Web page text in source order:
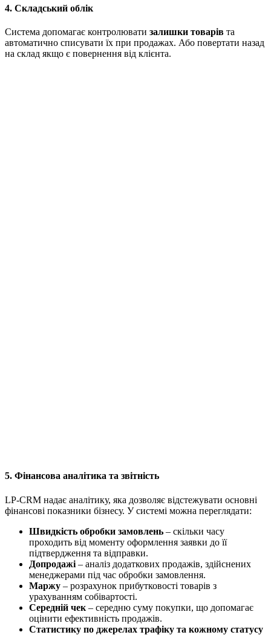
4. Складський облік
Система допомагає контролювати залишки товарів та
автоматично списувати їх при продажах. Або повертати назад
на склад якщо є повернення від клієнта.
5. Фінансова аналітика та звітність
LP-CRM надає аналітику, яка дозволяє відстежувати основні
фінансові показники бізнесу. У системі можна переглядати:
Швидкість обробки замовлень – скільки часу
проходить від моменту оформлення заявки до її
підтвердження та відправки.
Допродажі – аналіз додаткових продажів, здійснених
менеджерами під час обробки замовлення.
Маржу – розрахунок прибутковості товарів з
урахуванням собівартості.
Середній чек – середню суму покупки, що допомагає
оцінити ефективність продажів.
Статистику по джерелах трафіку та кожному статусу